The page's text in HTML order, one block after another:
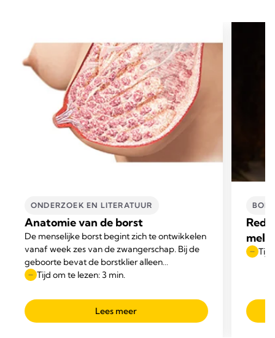
ONDERZOEK EN LITERATUUR
Anatomie van de borst
De menselijke borst begint zich te ontwikkelen
vanaf week zes van de zwangerschap. Bij de
geboorte bevat de borstklier alleen
rudimentaire kanalen met kleine,
kinderjaren groeien.
Tijd om te lezen: 3 min.
Lees meer
Tijd